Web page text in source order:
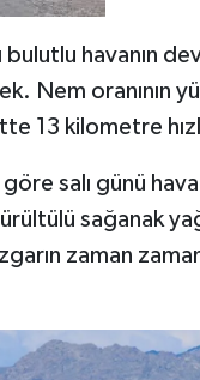
havanın
Nem oranının
13 kilometre
salı günü
sağanak
zaman